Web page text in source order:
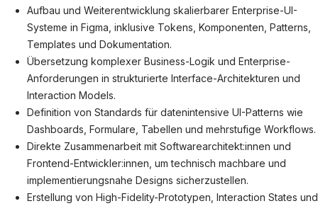
Aufbau und Weiterentwicklung skalierbarer Enterprise-UI-
Systeme in Figma, inklusive Tokens, Komponenten, Patterns,
Templates und Dokumentation.
Übersetzung komplexer Business-Logik und Enterprise-
Anforderungen in strukturierte Interface-Architekturen und
Interaction Models.
Definition von Standards für datenintensive UI-Patterns wie
Dashboards, Formulare, Tabellen und mehrstufige Workflows.
Direkte Zusammenarbeit mit Softwarearchitekt:innen und
Frontend-Entwickler:innen, um technisch machbare und
implementierungsnahe Designs sicherzustellen.
Erstellung von High-Fidelity-Prototypen, Interaction States und
Für Unternehmen
Kandidaten finden
Inserat buchen
© informatikjobs.at 2026ImpressumAGBDatenschutz
Cookie-Einstellungen